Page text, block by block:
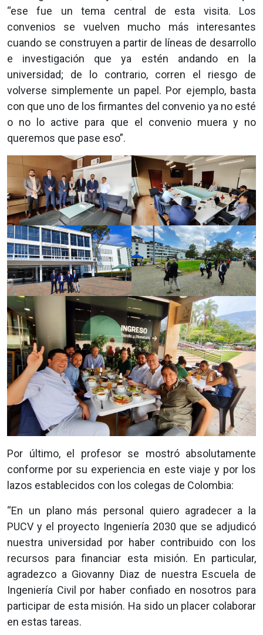
“ese fue un tema central de esta visita. Los
convenios se vuelven mucho más interesantes
cuando se construyen a partir de líneas de desarrollo
e investigación que ya estén andando en la
universidad; de lo contrario, corren el riesgo de
volverse simplemente un papel. Por ejemplo, basta
con que uno de los firmantes del convenio ya no esté
o no lo active para que el convenio muera y no
queremos que pase eso”.
Por último, el profesor se mostró absolutamente
conforme por su experiencia en este viaje y por los
lazos establecidos con los colegas de Colombia:
“En un plano más personal quiero agradecer a la
PUCV y el proyecto Ingeniería 2030 que se adjudicó
nuestra universidad por haber contribuido con los
recursos para financiar esta misión. En particular,
agradezco a Giovanny Diaz de nuestra Escuela de
Ingeniería Civil por haber confiado en nosotros para
participar de esta misión. Ha sido un placer colaborar
en estas tareas.